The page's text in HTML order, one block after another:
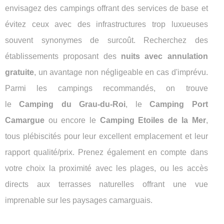
envisagez des campings offrant des services de base et
évitez ceux avec des infrastructures trop luxueuses
souvent synonymes de surcoût. Recherchez des
établissements proposant des nuits avec annulation
gratuite, un avantage non négligeable en cas d'imprévu.
Parmi les campings recommandés, on trouve
leCamping du Grau-du-Roi, leCamping Port
Camargue ou encore le Camping Etoiles de la Mer,
tous plébiscités pour leur excellent emplacement et leur
rapport qualité/prix. Prenez également en compte dans
votre choix la proximité avec les plages, ou les accès
directs aux terrasses naturelles offrant une vue
imprenable sur les paysages camarguais.